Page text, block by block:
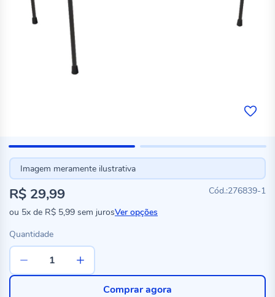
Imagem meramente ilustrativa
276839-1
R$ 29,99
ou 5x de R$ 5,99 sem jurosVer opções
Quantidade
Comprar agora